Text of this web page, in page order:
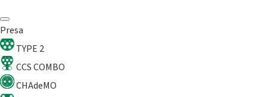
Presa
TYPE 2
CCS COMBO
CHAdeMO